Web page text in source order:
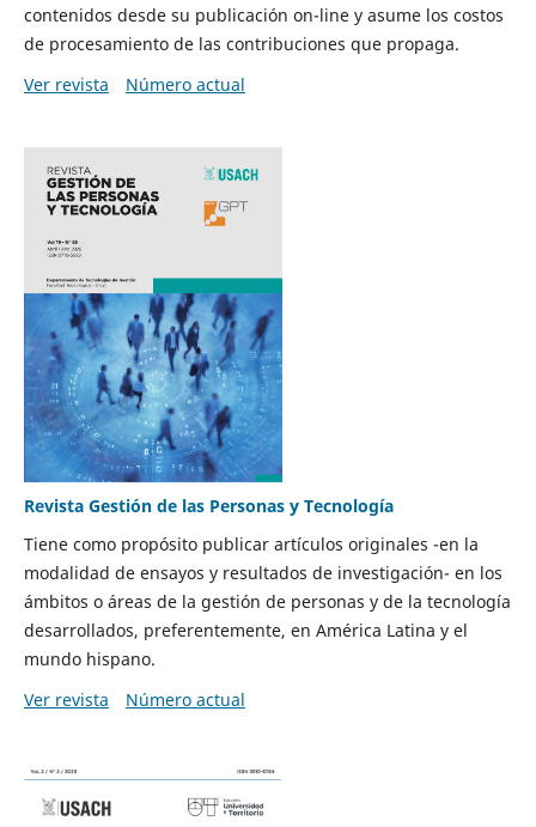
contenidos desde su publicación on-line y asume los costos
de procesamiento de las contribuciones que propaga.
Ver revista
Número actual
Revista Gestión de las Personas y Tecnología
Tiene como propósito publicar artículos originales -en la
modalidad de ensayos y resultados de investigación- en los
ámbitos o áreas de la gestión de personas y de la tecnología
desarrollados, preferentemente, en América Latina y el
mundo hispano.
Ver revista
Número actual